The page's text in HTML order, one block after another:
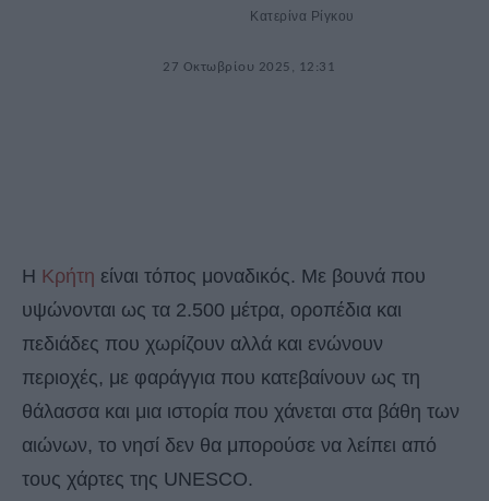
Κατερίνα Ρίγκου
27 Οκτωβρίου 2025, 12:31
Η Κρήτη είναι τόπος μοναδικός. Με βουνά που
υψώνονται ως τα 2.500 μέτρα, οροπέδια και
πεδιάδες που χωρίζουν αλλά και ενώνουν
περιοχές, με φαράγγια που κατεβαίνουν ως τη
θάλασσα και μια ιστορία που χάνεται στα βάθη των
αιώνων, το νησί δεν θα μπορούσε να λείπει από
τους χάρτες της UNESCO.